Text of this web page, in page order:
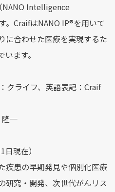
NANO Intelligence
CraifはNANO IP®︎を用いて
に合わせた医療を実現するた
ます。
クライフ、英語表記：Craif
一
現在）
疾患の早期発見や個別化医療
研究・開発、次世代がんリス